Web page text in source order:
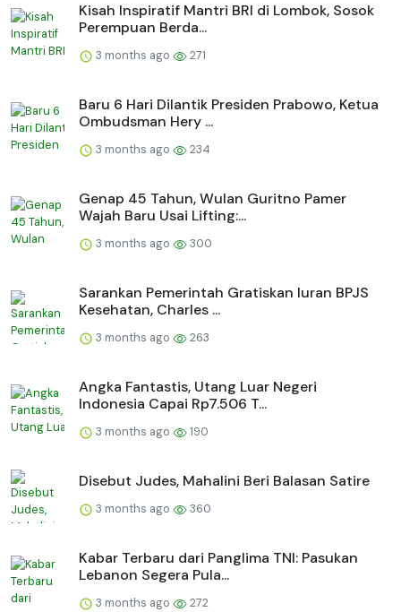
Kisah Inspiratif Mantri BRI di Lombok, Sosok
Perempuan Berda...
3 months ago 271
Baru 6 Hari Dilantik Presiden Prabowo, Ketua
Ombudsman Hery ...
3 months ago 234
Genap 45 Tahun, Wulan Guritno Pamer
Wajah Baru Usai Lifting:...
3 months ago 300
Sarankan Pemerintah Gratiskan Iuran BPJS
Kesehatan, Charles ...
3 months ago 263
Angka Fantastis, Utang Luar Negeri
Indonesia Capai Rp7.506 T...
3 months ago 190
Disebut Judes, Mahalini Beri Balasan Satire
3 months ago 360
Kabar Terbaru dari Panglima TNI: Pasukan
Lebanon Segera Pula...
3 months ago 272